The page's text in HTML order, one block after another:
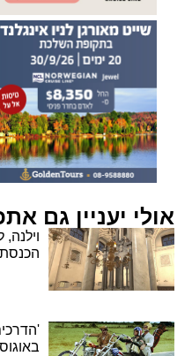
אולי יעניין גם
וילנה,
הכנסת
'הדרכים
באוגוסט